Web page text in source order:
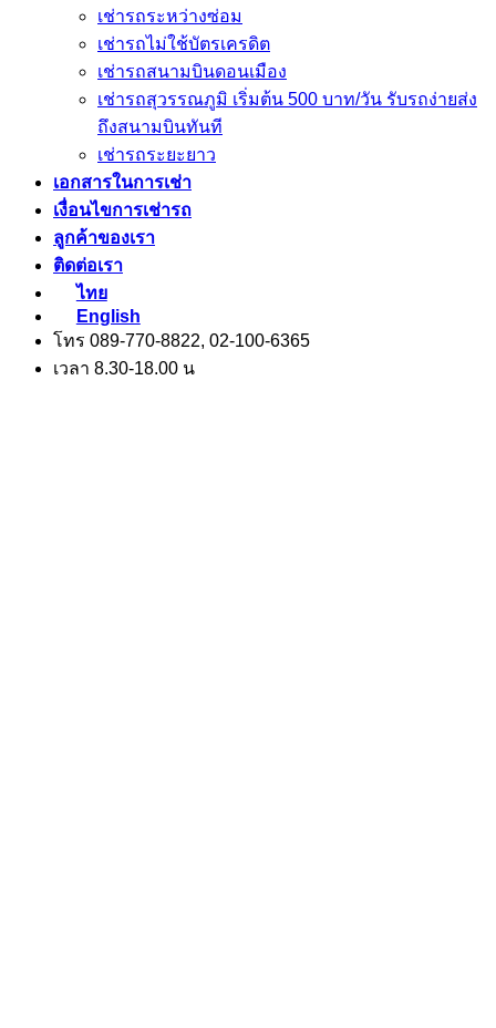
เช่ารถระหว่างซ่อม
เช่ารถไม่ใช้บัตรเครดิต
เช่ารถสนามบินดอนเมือง
เช่ารถสุวรรณภูมิ เริ่มต้น 500 บาท/วัน รับรถง่ายส่ง
ถึงสนามบินทันที
เช่ารถระยะยาว
เอกสารในการเช่า
เงื่อนไขการเช่ารถ
ลูกค้าของเรา
ติดต่อเรา
ไทย
English
โทร 089-770-8822, 02-100-6365
เวลา 8.30-18.00 น